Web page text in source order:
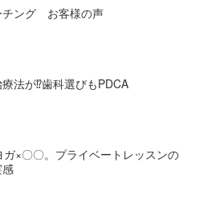
チング お客様の声
法が⁉︎歯科選びもPDCA
ガ×〇〇。プライベートレッスンの
感